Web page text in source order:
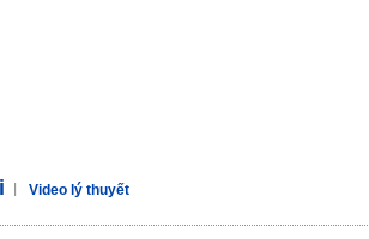
Video lý thuyết